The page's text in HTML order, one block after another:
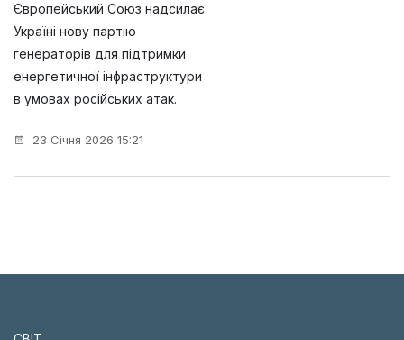
Європейський Союз надсилає
Україні нову партію
генераторів для підтримки
енергетичної інфраструктури
в умовах російських атак.
23 Січня 2026 15:21